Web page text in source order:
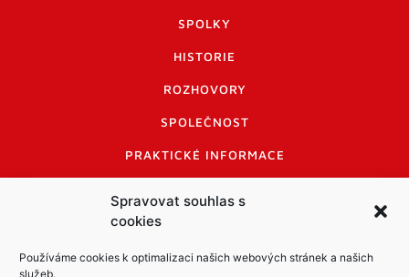
Spravovat souhlas s
cookies
Používáme cookies k optimalizaci našich webových stránek a našich
služeb.
SPOLKY
HISTORIE
ROZHOVORY
SPOLEČNOST
PRAKTICKÉ INFORMACE
INFORMACE A KODEX DISKUTUJÍCÍCH
LOGO A LOGO MANUÁL